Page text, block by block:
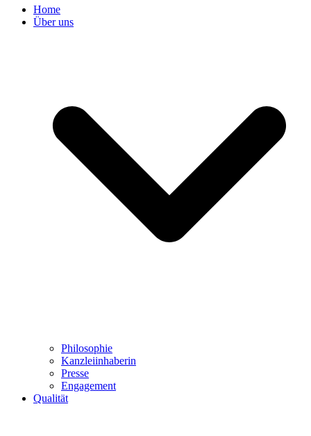
Home
Über uns
Philosophie
Kanzleiinhaberin
Presse
Engagement
Qualität